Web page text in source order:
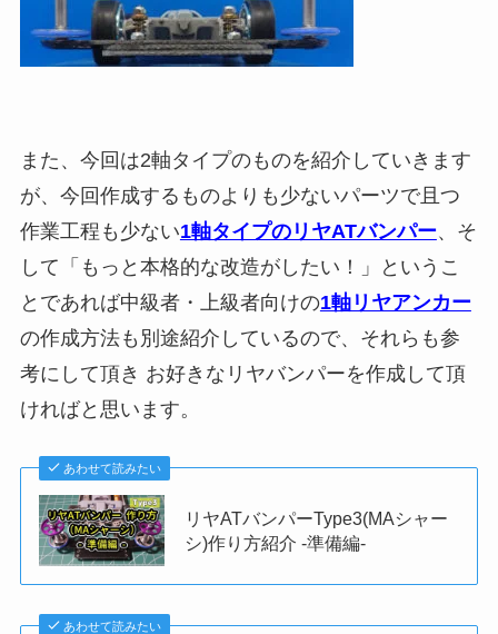
また、今回は2軸タイプのものを紹介していきます
が、今回作成するものよりも少ないパーツで且つ
作業工程も少ない1軸タイプのリヤATバンパー、そ
して「もっと本格的な改造がしたい！」というこ
とであれば中級者・上級者向けの1軸リヤアンカー
の作成方法も別途紹介しているので、それらも参
考にして頂き お好きなリヤバンパーを作成して頂
ければと思います。
あわせて読みたい
リヤATバンパーType3(MAシャー
シ)作り方紹介 -準備編-
あわせて読みたい